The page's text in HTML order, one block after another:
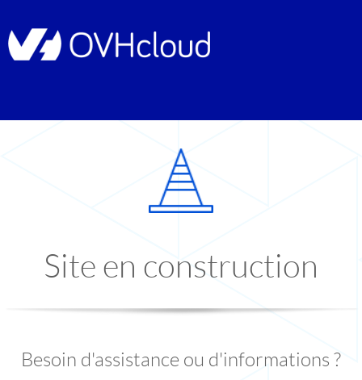
Site en construction
Besoin d'assistance ou d'informations ?